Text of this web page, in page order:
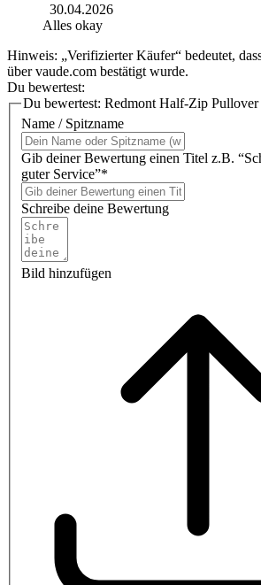
30.04.2026
Alles okay
Hinweis: „Verifizierter Käufer“ bedeutet,
über vaude.com bestätigt wurde.
Du bewertest:
Du bewertest: Redmont Half-Zip Pullover
Name / Spitzname
Gib deiner Bewertung einen Titel z.B.
guter Service”*
Schreibe deine Bewertung
Bild hinzufügen